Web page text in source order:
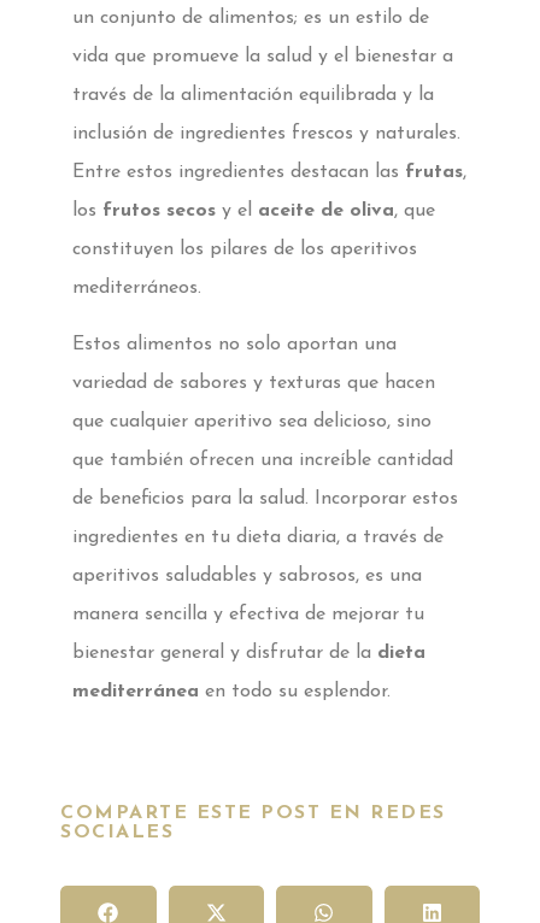
un conjunto de alimentos; es un estilo de
vida que promueve la salud y el bienestar a
través de la alimentación equilibrada y la
inclusión de ingredientes frescos y naturales.
Entre estos ingredientes destacan las frutas,
los frutos secos y el aceite de oliva, que
constituyen los pilares de los aperitivos
mediterráneos.
Estos alimentos no solo aportan una
variedad de sabores y texturas que hacen
que cualquier aperitivo sea delicioso, sino
que también ofrecen una increíble cantidad
de beneficios para la salud. Incorporar estos
ingredientes en tu dieta diaria, a través de
aperitivos saludables y sabrosos, es una
manera sencilla y efectiva de mejorar tu
bienestar general y disfrutar de la dieta
mediterránea en todo su esplendor.
COMPARTE ESTE POST EN REDES
SOCIALES